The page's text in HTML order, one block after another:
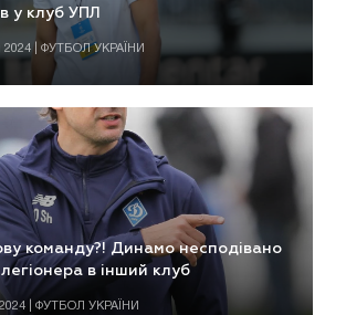
у клуб УПЛ
2024 | ФУТБОЛ УКРАЇНИ
команду?! Динамо несподівано
в інший клуб
| ФУТБОЛ УКРАЇНИ